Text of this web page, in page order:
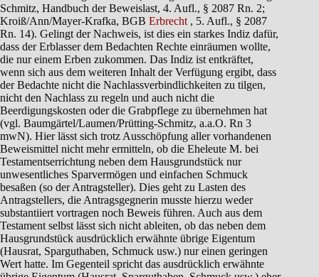
Schmitz, Handbuch der Beweislast, 4. Aufl., § 2087 Rn. 2;
Kroiß/Ann/Mayer-Krafka, BGB Erbrecht , 5. Aufl., § 2087
Rn. 14). Gelingt der Nachweis, ist dies ein starkes Indiz dafür,
dass der Erblasser dem Bedachten Rechte einräumen wollte,
die nur einem Erben zukommen. Das Indiz ist entkräftet,
wenn sich aus dem weiteren Inhalt der Verfügung ergibt, dass
der Bedachte nicht die Nachlassverbindlichkeiten zu tilgen,
nicht den Nachlass zu regeln und auch nicht die
Beerdigungskosten oder die Grabpflege zu übernehmen hat
(vgl. Baumgärtel/Laumen/Prütting-Schmitz, a.a.O. Rn 3
mwN). Hier lässt sich trotz Ausschöpfung aller vorhandenen
Beweismittel nicht mehr ermitteln, ob die Eheleute M. bei
Testamentserrichtung neben dem Hausgrundstück nur
unwesentliches Sparvermögen und einfachen Schmuck
besaßen (so der Antragsteller). Dies geht zu Lasten des
Antragstellers, die Antragsgegnerin musste hierzu weder
substantiiert vortragen noch Beweis führen. Auch aus dem
Testament selbst lässt sich nicht ableiten, ob das neben dem
Hausgrundstück ausdrücklich erwähnte übrige Eigentum
(Hausrat, Sparguthaben, Schmuck usw.) nur einen geringen
Wert hatte. Im Gegenteil spricht das ausdrücklich erwähnte